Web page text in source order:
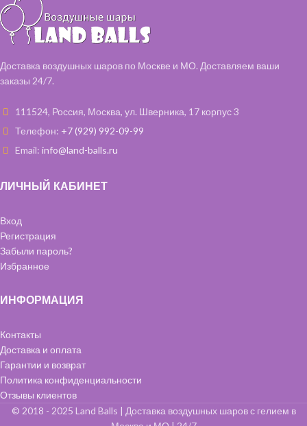
Доставка воздушных шаров по Москве и МО. Доставляем ваши
заказы 24/7.
111524, Россия, Москва, ул. Шверника, 17 корпус 3
Телефон: +7 (929) 992-09-99
Email: info@land-balls.ru
ЛИЧНЫЙ КАБИНЕТ
Вход
Регистрация
Забыли пароль?
Избранное
ИНФОРМАЦИЯ
Контакты
Доставка и оплата
Гарантии и возврат
Политика конфиденциальности
Отзывы клиентов
© 2018 - 2025 Land Balls | Доставка воздушных шаров с гелием в